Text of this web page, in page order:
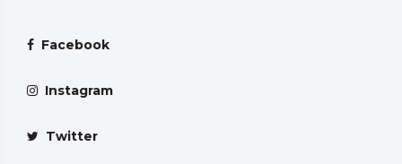
Facebook
Instagram
Twitter